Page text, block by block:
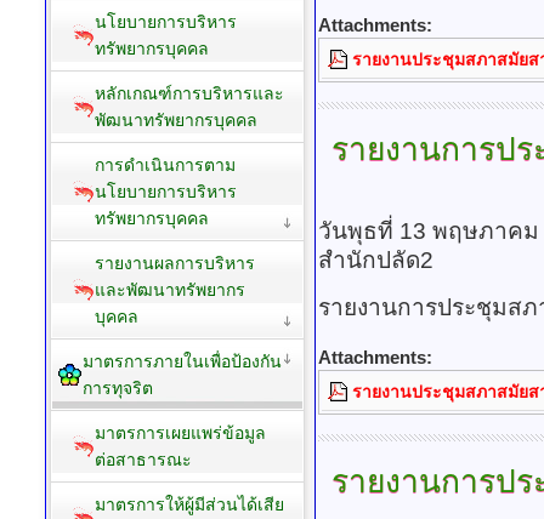
Attachments:
รายงานประชุมสภาสมัย
รายงานการป
วันพุธที่ 13 พฤษภาคม
สำนักปลัด2
รายงานการประชุมส
Attachments:
รายงานประชุมสภาสมัย
รายงานการป
นโยบายการบริหาร
ทรัพยากรบุคคล
หลักเกณฑ์การบริหารและ
พัฒนาทรัพยากรบุคคล
การดำเนินการตาม
นโยบายการบริหาร
ทรัพยากรบุคคล
รายงานผลการบริหาร
และพัฒนาทรัพยากร
บุคคล
มาตรการภายในเพื่อป้องกัน
การทุจริต
มาตรการเผยแพร่ข้อมูล
ต่อสาธารณะ
มาตรการให้ผู้มีส่วนได้เสีย